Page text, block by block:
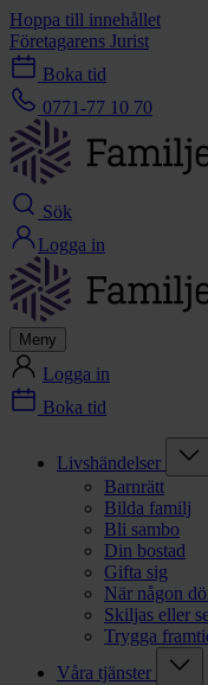
Hoppa till innehållet
Företagarens Jurist
Boka tid
0771-77 10 70
Sök
Logga in
Meny
Logga in
Boka tid
Livshändelser
Barnrätt
Bilda familj
Bli sambo
Din bostad
Gifta sig
När någon
Skiljas eller
Trygga
Våra tjänster